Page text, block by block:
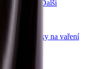
směsi
Další
Bylinky
Doplňky na vaření